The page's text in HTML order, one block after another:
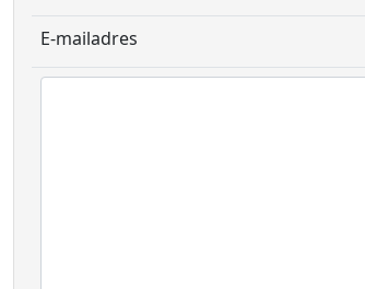
E-mailadres